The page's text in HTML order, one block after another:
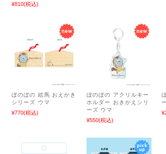
¥810(税込)
ぼのぼの 絵馬 おえかき
シリーズ ウマ
¥770(税込)
ぼのぼの アクリルキー
ホルダー おきがえシリ
ーズ ウマ
¥550(税込)